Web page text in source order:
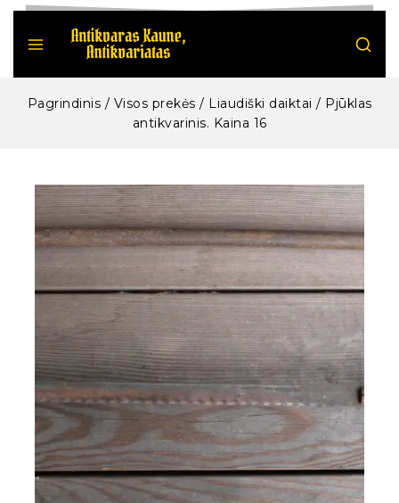
Pagrindinis / Visos prekės / Liaudiški daiktai / Pjūklas
antikvarinis. Kaina 16